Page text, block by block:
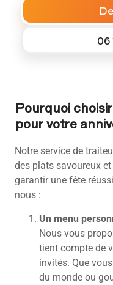
06
Pourquoi
pour votre
Notre service de
des plats savoureux
garantir une fête
nous :
Un menu
Nous vous
tient compte de
invités. Que
du monde ou